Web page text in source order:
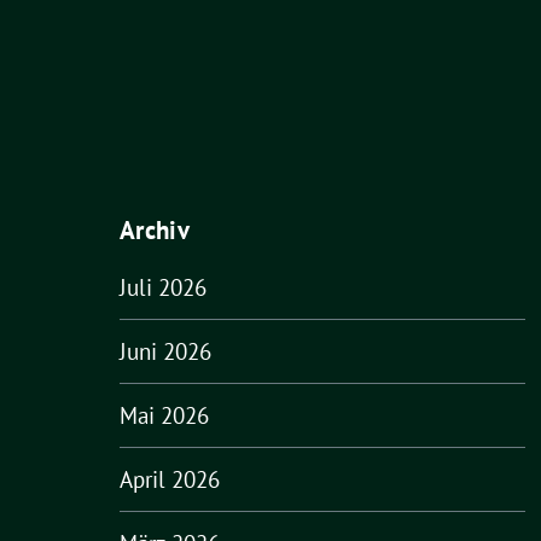
Archiv
Juli 2026
Juni 2026
Mai 2026
April 2026